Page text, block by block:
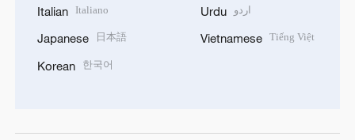
Italian Italiano
Japanese 日本語
Korean 한국어
Urdu اردو
Vietnamese Tiếng Việt